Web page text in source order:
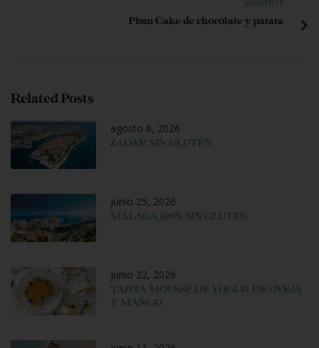
SIGUIENTE
Plum Cake de chocolate y patata
Related Posts
agosto 6, 2026
ZADAR SIN GLUTEN
junio 25, 2026
MÁLAGA 100% SIN GLUTEN
junio 22, 2026
TARTA MOUSSE DE YOGUR DE OVEJA
Y MANGO